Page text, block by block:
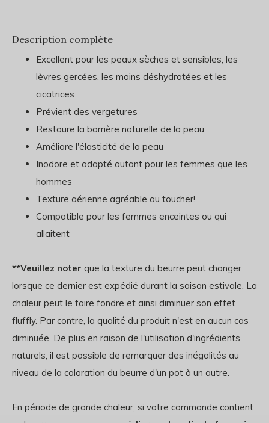
Description complète
Excellent pour les peaux sèches et sensibles, les
lèvres gercées, les mains déshydratées et les
cicatrices
Prévient des vergetures
Restaure la barrière naturelle de la peau
Améliore l'élasticité de la peau
Inodore et adapté autant pour les femmes que les
hommes
Texture aérienne agréable au toucher!
Compatible pour les femmes enceintes ou qui
allaitent
**Veuillez noter que la texture du beurre peut changer
lorsque ce dernier est expédié durant la saison estivale. La
chaleur peut le faire fondre et ainsi diminuer son effet
fluffly. Par contre, la qualité du produit n'est en aucun cas
diminuée. De plus en raison de l'utilisation d'ingrédients
naturels, il est possible de remarquer des inégalités au
niveau de la coloration du beurre d'un pot à un autre.
En période de grande chaleur, si votre commande contient